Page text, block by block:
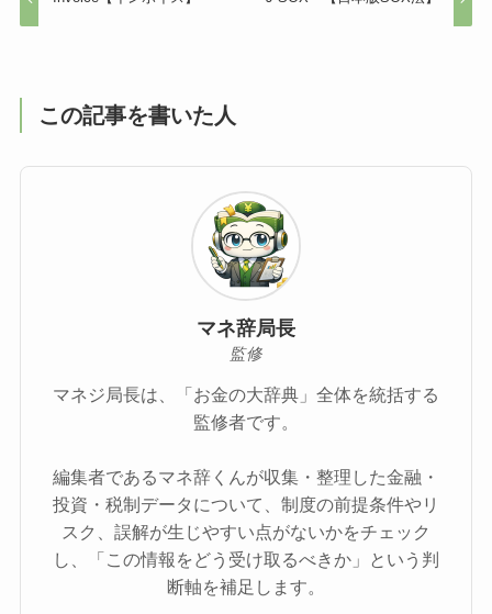
この記事を書いた人
マネ辞局長
監修
マネジ局長は、「お金の大辞典」全体を統括する
監修者です。
編集者であるマネ辞くんが収集・整理した金融・
投資・税制データについて、制度の前提条件やリ
スク、誤解が生じやすい点がないかをチェック
し、「この情報をどう受け取るべきか」という判
断軸を補足します。